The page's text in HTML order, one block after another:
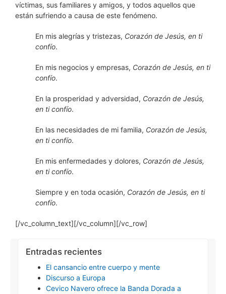
víctimas, sus familiares y amigos, y todos aquellos que
están sufriendo a causa de este fenómeno.
En mis alegrías y tristezas, Corazón de Jesús, en ti
confío.
En mis negocios y empresas, Corazón de Jesús, en ti
confío.
En la prosperidad y adversidad, Corazón de Jesús,
en ti confío.
En las necesidades de mi familia, Corazón de Jesús,
en ti confío.
En mis enfermedades y dolores, Corazón de Jesús,
en ti confío.
Siempre y en toda ocasión, Corazón de Jesús, en ti
confío.
[/vc_column_text][/vc_column][/vc_row]
Entradas recientes
El cansancio entre cuerpo y mente
Discurso a Europa
Cevico Navero ofrece la Banda Dorada a